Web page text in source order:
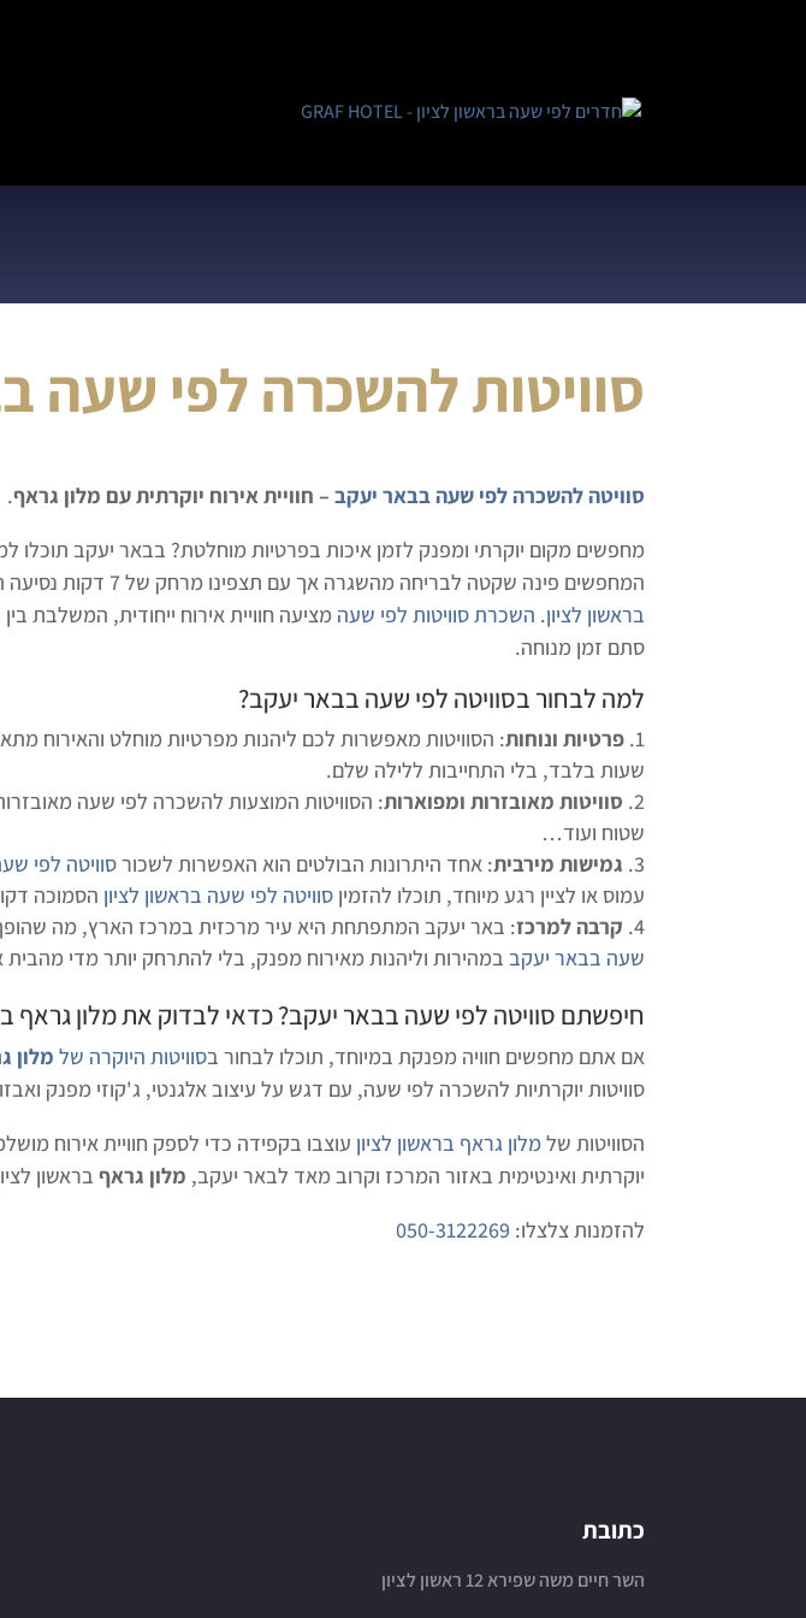
סוויטות להשכרה לפי שעה
סוויטה להשכרה לפי שעה בבאר יעקב – חוויית אירוח יוקרתית עם מלון גראף.
מחפשים מקום יוקרתי ומפנק לזמן איכות בפרטיות מוחלטת? בבאר יעקב תוכלו
המחפשים פינה שקטה לבריחה מהשגרה אך עם תצפינו מרחק של 7 דקות נסיעה תגיעו למתחם
בראשון לציון. השכרת סוויטות לפי שעה מציעה חוויית אירוח ייחודית, המשלבת
סתם זמן מנוחה.
למה לבחור בסוויטה לפי שעה בבאר יעקב?
פרטיות ונוחות: הסוויטות מאפשרות לכם ליהנות מפרטיות מוחלט והאירוח
שעות בלבד, בלי התחייבות ללילה שלם.
סוויטות מאובזרות ומפוארות: הסוויטות המוצעות להשכרה לפי שעה
שטוח ועוד…
גמישות מירבית: אחד היתרונות הבולטים הוא האפשרות לשכורסוויטה לפי
עמוס או לציין רגע מיוחד, תוכלו להזמיןסוויטה לפי שעה בראשון לציון הסמוכה
קרבה למרכז: באר יעקב המתפתחת היא עיר מרכזית במרכז הארץ, מה שהופך
שעה בבאר יעקב במהירות וליהנות מאירוח מפנק, בלי להתרחק יותר מדי מהבית
חיפשתם סוויטה לפי שעה בבאר יעקב? כדאי לבדוק אתמלון גראף
אם אתם מחפשים חוויה מפנקת במיוחד, תוכלו לבחור בסוויטות היוקרה של מלון
סוויטות יוקרתיות להשכרה לפי שעה, עם דגש על עיצוב אלגנטי, ג'קוזי מפנק
הסוויטות שלמלון גראף בראשון לציון עוצבו בקפידה כדי לספק חוויית אירוח
יוקרתית ואינטימית באזור המרכז וקרוב מאד לבאר יעקב, מלון גראף בראשון
להזמנות צלצלו: 050-3122269
כתובת
השר חיים משה שפירא 12 ראשון לציון